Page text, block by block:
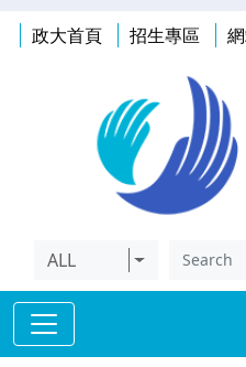
政大首頁 招生專區
ALL